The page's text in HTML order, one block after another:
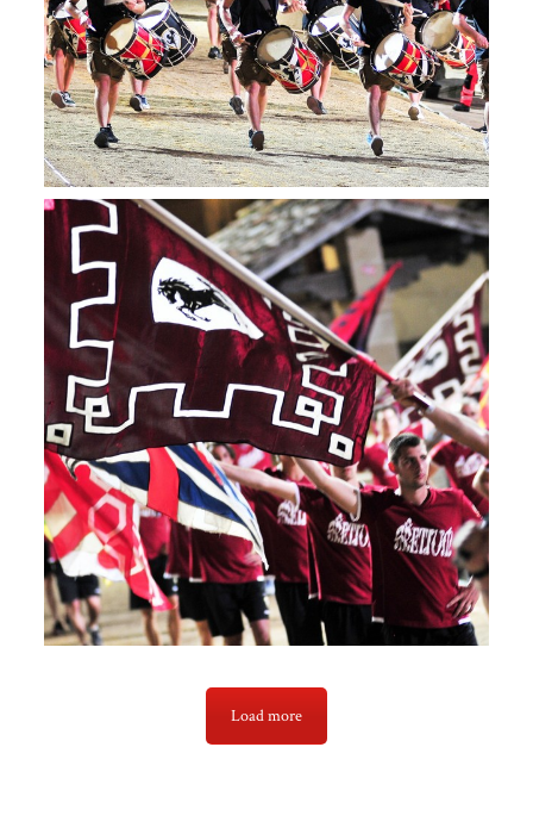
Load more